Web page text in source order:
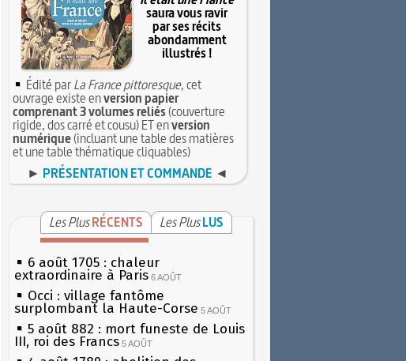
saura vous ravir
par ses récits
abondamment
illustrés !
Édité parLa France pittoresque, cet
ouvrage existe enversion papier
comprenant 3 volumes reliés(couverture
rigide, dos carré et cousu) ET enversion
numérique(incluant une table des matières
et une table thématique cliquables)
► PRÉSENTATION ET COMMANDE ◄
Les Plus RÉCENTS Les Plus LUS
6 août 1705 : chaleur
extraordinaire à Paris 6 AOÛT
Occi : village fantôme
surplombant la Haute-Corse 5 AOÛT
5 août 882 : mort funeste de Louis
III, roi des Francs 5 AOÛT